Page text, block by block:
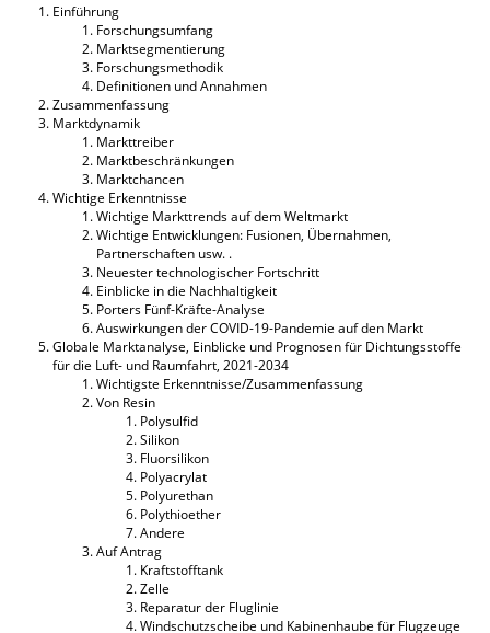
Einführung
Forschungsumfang
Marktsegmentierung
Forschungsmethodik
Definitionen und Annahmen
Zusammenfassung
Marktdynamik
Markttreiber
Marktbeschränkungen
Marktchancen
Wichtige Erkenntnisse
Wichtige Markttrends auf dem Weltmarkt
Wichtige Entwicklungen: Fusionen, Übernahmen,
Partnerschaften usw. .
Neuester technologischer Fortschritt
Einblicke in die Nachhaltigkeit
Porters Fünf-Kräfte-Analyse
Auswirkungen der COVID-19-Pandemie auf den Markt
Globale Marktanalyse, Einblicke und Prognosen für Dichtungsstoffe
für die Luft- und Raumfahrt, 2021-2034
Wichtigste Erkenntnisse/Zusammenfassung
Von Resin
Polysulfid
Silikon
Fluorsilikon
Polyacrylat
Polyurethan
Polythioether
Andere
Auf Antrag
Kraftstofftank
Zelle
Reparatur der Fluglinie
Windschutzscheibe und Kabinenhaube für Flugzeuge